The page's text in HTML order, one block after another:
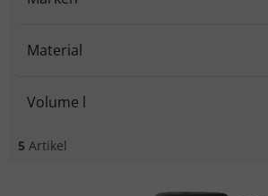
Material
Volume l
5 Artikel
Liste der Produkte